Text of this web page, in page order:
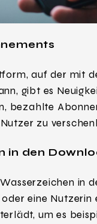
auf der mit
gibt es
bezahlte
zu
in den
in
eine Nutzerin
um es